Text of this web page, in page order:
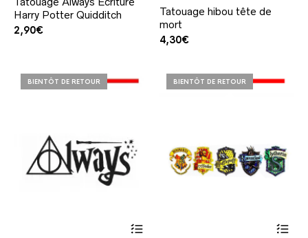
Harry Potter Quidditch
2,90€
Tatouage hibou tête de
mort
4,30€
BIENTÔT DE RETOUR BIENTÔT DE RETOUR